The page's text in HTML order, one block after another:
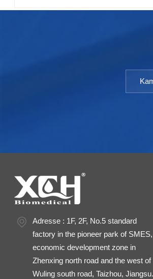
Adresse : 1F, 2F, No.5 standard
factory in the pioneer park of SMES,
economic development zone in
Zhenxing north road and the west of
Wuling south road, Taizhou, Jiangsu.